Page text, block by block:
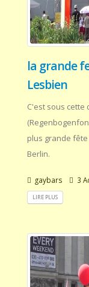
la grande
Lesbien
C'est sous cette
plus grande
Berlin.
gaybars 3
LIRE PLUS